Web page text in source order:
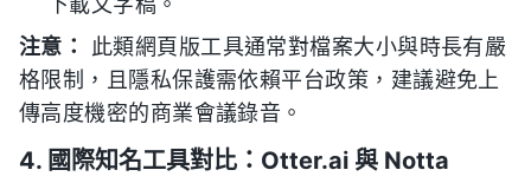
下載文字稿。
注意：
此類網頁版工具通常對檔案大小與時長有嚴
格限制，且隱私保護需依賴平台政策，建議避免上
傳高度機密的商業會議錄音。
4. 國際知名工具對比：Otter.ai 與 Notta